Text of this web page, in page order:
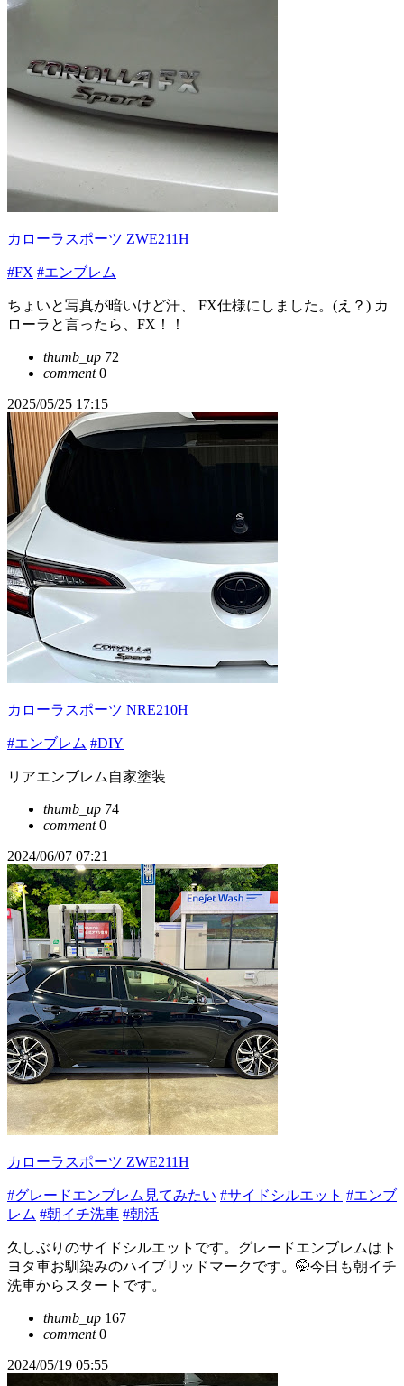
カローラスポーツ ZWE211H
#FX #エンブレム
ちょいと写真が暗いけど汗、 FX仕様にしました。(え？) カ
ローラと言ったら、FX！！
thumb_up 72
comment0
2025/05/25 17:15
カローラスポーツ NRE210H
#エンブレム #DIY
リアエンブレム自家塗装
thumb_up 74
comment0
2024/06/07 07:21
カローラスポーツ ZWE211H
#グレードエンブレム見てみたい #サイドシルエット #エンブ
レム #朝イチ洗車 #朝活
久しぶりのサイドシルエットです。グレードエンブレムはト
ヨタ車お馴染みのハイブリッドマークです。🤭今日も朝イチ
洗車からスタートです。
thumb_up 167
comment0
2024/05/19 05:55